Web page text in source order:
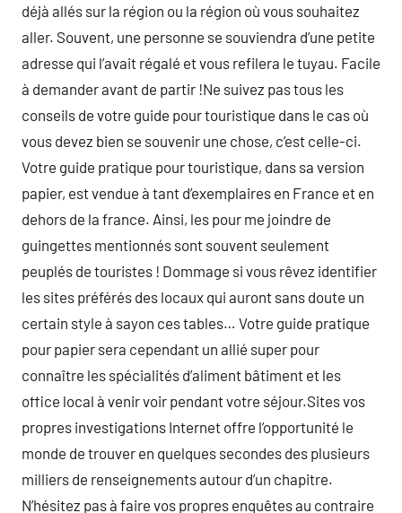
déjà allés sur la région ou la région où vous souhaitez
aller. Souvent, une personne se souviendra d’une petite
adresse qui l’avait régalé et vous refilera le tuyau. Facile
à demander avant de partir !Ne suivez pas tous les
conseils de votre guide pour touristique dans le cas où
vous devez bien se souvenir une chose, c’est celle-ci.
Votre guide pratique pour touristique, dans sa version
papier, est vendue à tant d’exemplaires en France et en
dehors de la france. Ainsi, les pour me joindre de
guingettes mentionnés sont souvent seulement
peuplés de touristes ! Dommage si vous rêvez identifier
les sites préférés des locaux qui auront sans doute un
certain style à sayon ces tables… Votre guide pratique
pour papier sera cependant un allié super pour
connaître les spécialités d’aliment bâtiment et les
office local à venir voir pendant votre séjour.Sites vos
propres investigations Internet offre l’opportunité le
monde de trouver en quelques secondes des plusieurs
milliers de renseignements autour d’un chapitre.
N’hésitez pas à faire vos propres enquêtes au contraire